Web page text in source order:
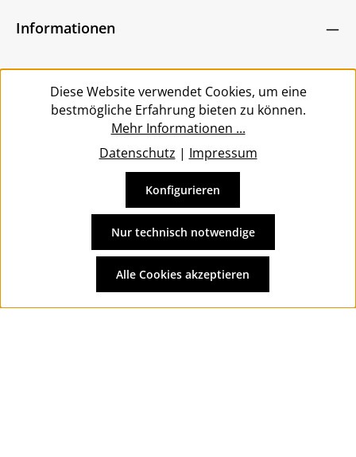
bin mit ihnen einverstanden.
Zeichen ein*
Informationen
Service
Vertrag widerrufen
und ggf. Nachnahmegebühren, wenn nicht anders
angegeben.
Diese Website verwendet Cookies, um eine
bestmögliche Erfahrung bieten zu können.
Mehr Informationen ...
Datenschutz | Impressum
Nur technisch notwendige
Konfigurieren
Alle Cookies akzeptieren